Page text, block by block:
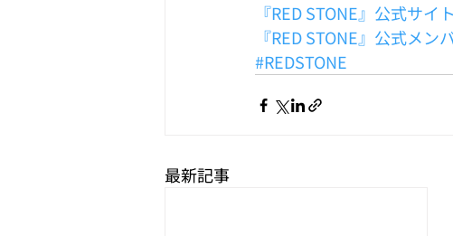
『RED STONE』公式サイト
『RED STONE』公式メン
#REDSTONE
最新記事